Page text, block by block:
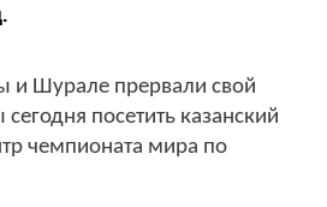
и Шурале прервали свой
посетить казанский
чемпионата мира по